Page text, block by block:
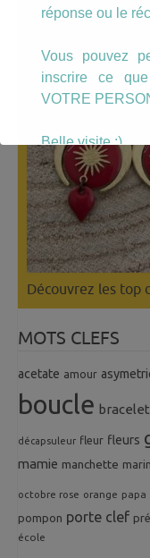
Découvrez les top
MOTS CLEFS
acetate amour
boucle bracelet
décapsuleur fleur fleurs
mamie manchette marin
octobre rose orange papa
pompon porte clef
école
réponse ou le
Vous pouvez
inscrire ce
VOTRE
Belle visite :)